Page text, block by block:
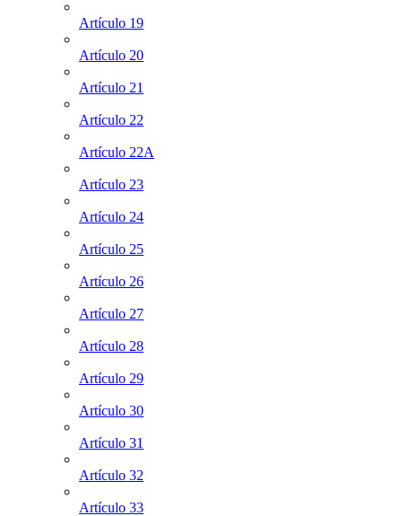
Artículo 19
Artículo 20
Artículo 21
Artículo 22
Artículo 22A
Artículo 23
Artículo 24
Artículo 25
Artículo 26
Artículo 27
Artículo 28
Artículo 29
Artículo 30
Artículo 31
Artículo 32
Artículo 33